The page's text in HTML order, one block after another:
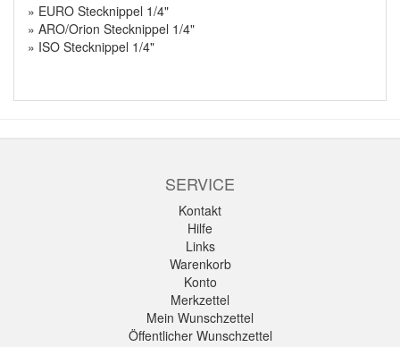
» EURO Stecknippel 1/4"
» ARO/Orion Stecknippel 1/4"
» ISO Stecknippel 1/4"
SERVICE
Kontakt
Hilfe
Links
Warenkorb
Konto
Merkzettel
Mein Wunschzettel
Öffentlicher Wunschzettel